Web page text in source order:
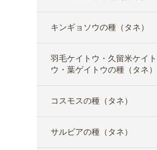
キンギョソウの種（タネ）
羽毛ケイトウ・久留米ケイト
ウ・葉ゲイトウの種（タネ）
コスモスの種（タネ）
サルビアの種（タネ）